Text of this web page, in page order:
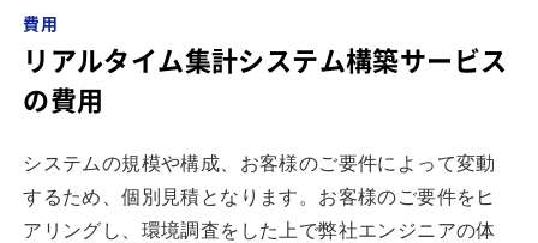
費用
リアルタイム集計システム構築サービス
の費用
システムの規模や構成、お客様のご要件によって変動
するため、個別見積となります。お客様のご要件をヒ
アリングし、環境調査をした上で弊社エンジニアの体